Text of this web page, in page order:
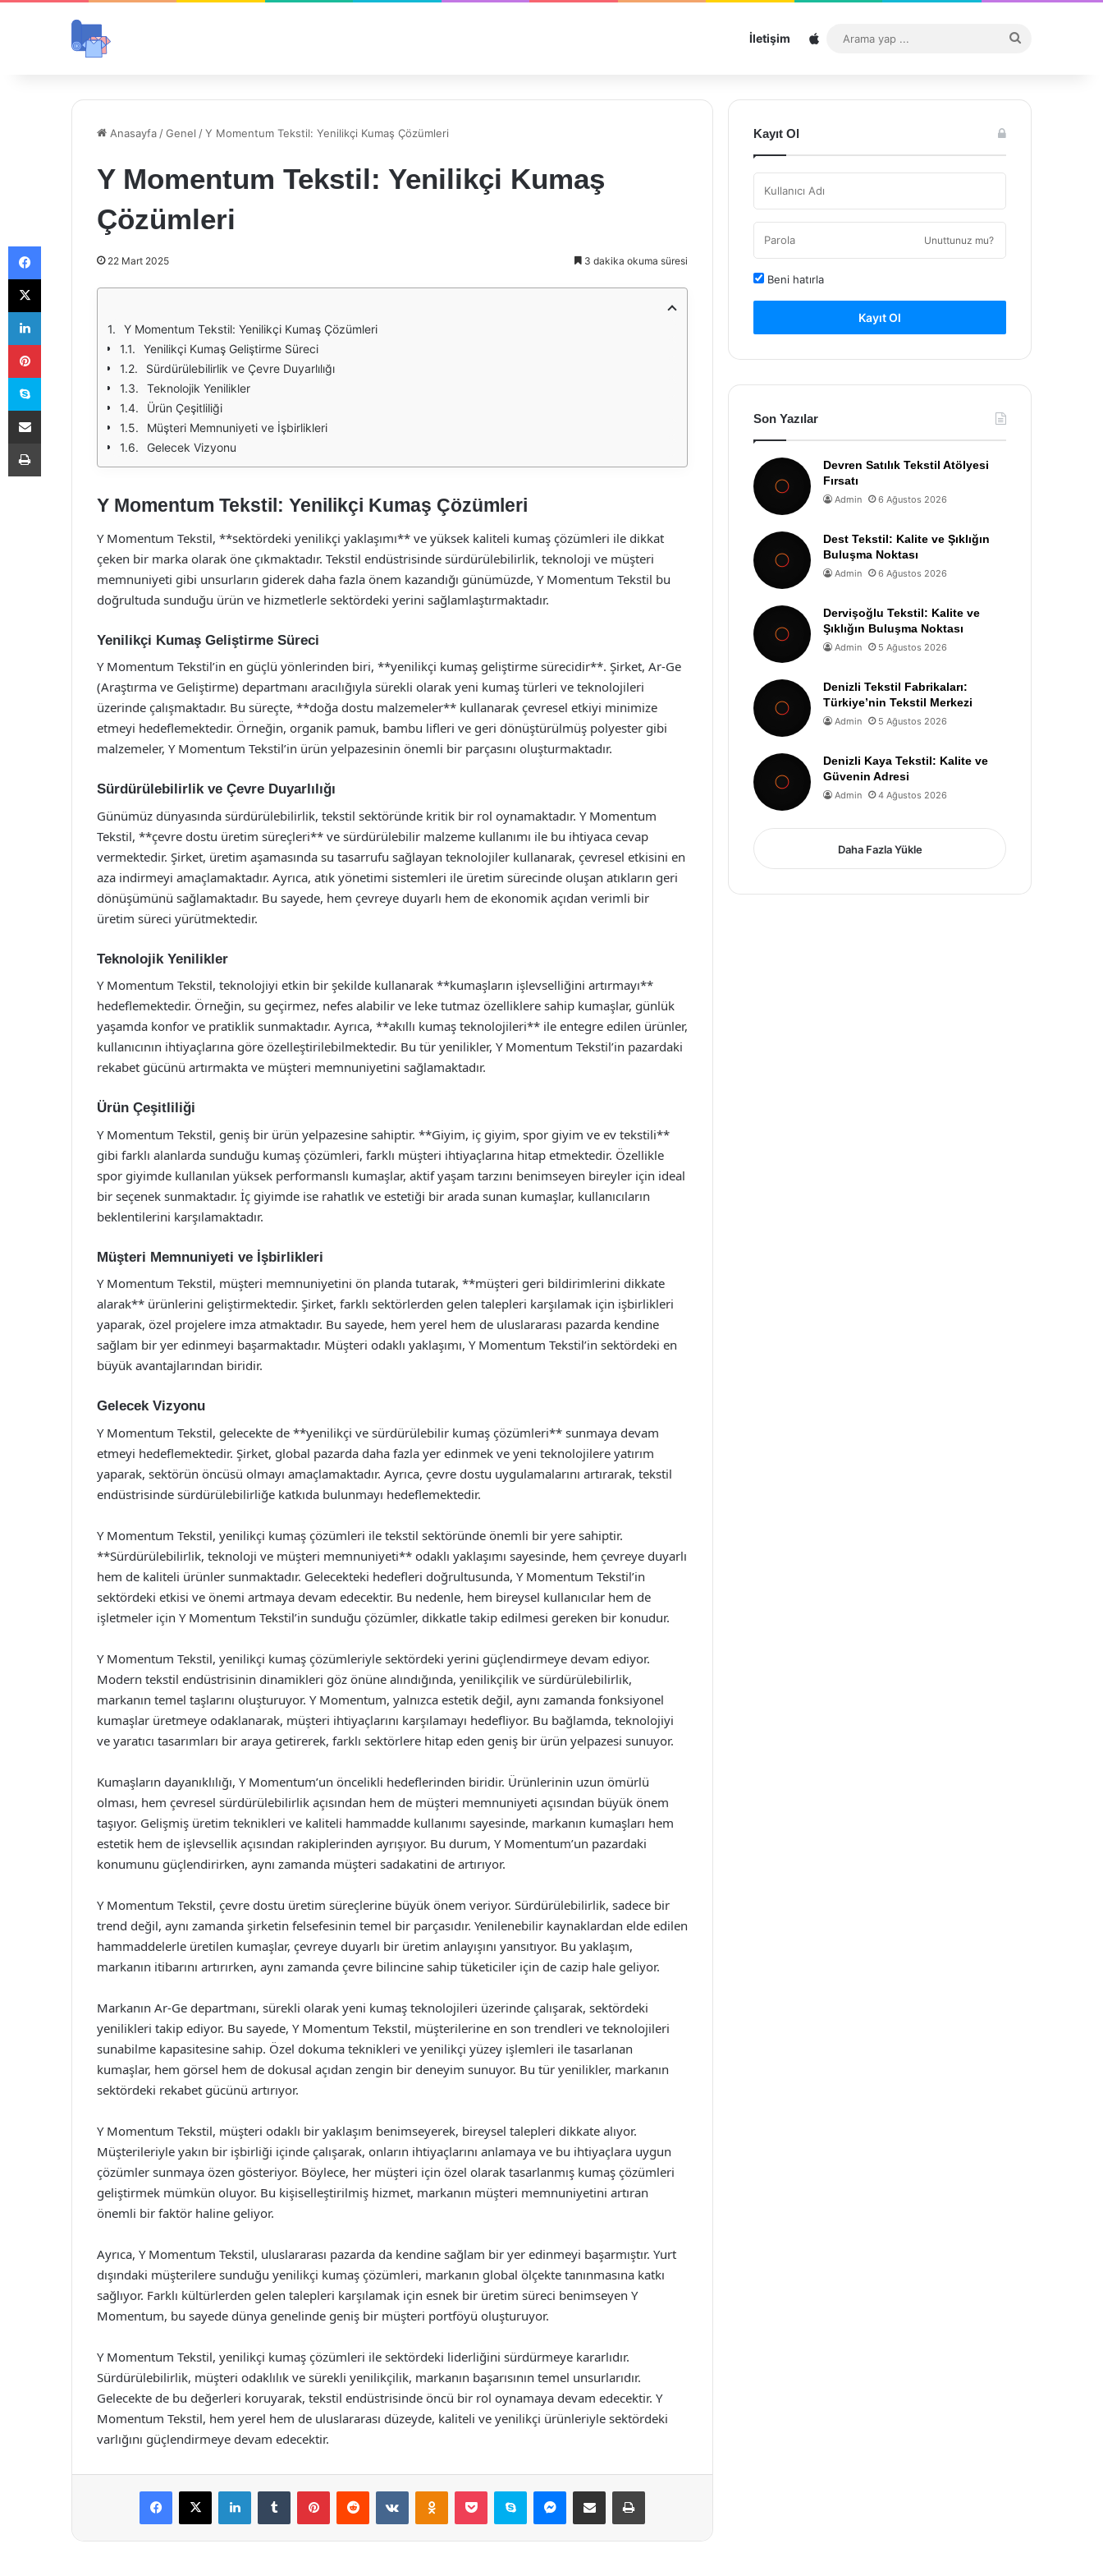
İletişim Sitemap
...
Anasayfa /Genel /Y Momentum Tekstil: Yenilikçi Kumaş Çözümleri
Y Momentum Tekstil: Yenilikçi Kumaş
Çözümleri
22 Mart 2025 3 dakika okuma süresi
Y Momentum Tekstil: Yenilikçi Kumaş Çözümleri
Yenilikçi Kumaş Geliştirme Süreci
Sürdürülebilirlik ve Çevre Duyarlılığı
Teknolojik Yenilikler
Ürün Çeşitliliği
Müşteri Memnuniyeti ve İşbirlikleri
Gelecek Vizyonu
Y Momentum Tekstil: Yenilikçi Kumaş Çözümleri
Y Momentum Tekstil, **sektördeki yenilikçi yaklaşımı** ve yüksek kaliteli kumaş çözümleri ile dikkat
çeken bir marka olarak öne çıkmaktadır. Tekstil endüstrisinde sürdürülebilirlik, teknoloji ve müşteri
memnuniyeti gibi unsurların giderek daha fazla önem kazandığı günümüzde, Y Momentum Tekstil bu
doğrultuda sunduğu ürün ve hizmetlerle sektördeki yerini sağlamlaştırmaktadır.
Yenilikçi Kumaş Geliştirme Süreci
Y Momentum Tekstil’in en güçlü yönlerinden biri, **yenilikçi kumaş geliştirme sürecidir**. Şirket, Ar-Ge
(Araştırma ve Geliştirme) departmanı aracılığıyla sürekli olarak yeni kumaş türleri ve teknolojileri
üzerinde çalışmaktadır. Bu süreçte, **doğa dostu malzemeler** kullanarak çevresel etkiyi minimize
etmeyi hedeflemektedir. Örneğin, organik pamuk, bambu lifleri ve geri dönüştürülmüş polyester gibi
malzemeler, Y Momentum Tekstil’in ürün yelpazesinin önemli bir parçasını oluşturmaktadır.
Sürdürülebilirlik ve Çevre Duyarlılığı
Günümüz dünyasında sürdürülebilirlik, tekstil sektöründe kritik bir rol oynamaktadır. Y Momentum
Tekstil, **çevre dostu üretim süreçleri** ve sürdürülebilir malzeme kullanımı ile bu ihtiyaca cevap
vermektedir. Şirket, üretim aşamasında su tasarrufu sağlayan teknolojiler kullanarak, çevresel etkisini en
aza indirmeyi amaçlamaktadır. Ayrıca, atık yönetimi sistemleri ile üretim sürecinde oluşan atıkların geri
dönüşümünü sağlamaktadır. Bu sayede, hem çevreye duyarlı hem de ekonomik açıdan verimli bir
üretim süreci yürütmektedir.
Teknolojik Yenilikler
Y Momentum Tekstil, teknolojiyi etkin bir şekilde kullanarak **kumaşların işlevselliğini artırmayı**
hedeflemektedir. Örneğin, su geçirmez, nefes alabilir ve leke tutmaz özelliklere sahip kumaşlar, günlük
yaşamda konfor ve pratiklik sunmaktadır. Ayrıca, **akıllı kumaş teknolojileri** ile entegre edilen ürünler,
kullanıcının ihtiyaçlarına göre özelleştirilebilmektedir. Bu tür yenilikler, Y Momentum Tekstil’in pazardaki
rekabet gücünü artırmakta ve müşteri memnuniyetini sağlamaktadır.
Ürün Çeşitliliği
Y Momentum Tekstil, geniş bir ürün yelpazesine sahiptir. **Giyim, iç giyim, spor giyim ve ev tekstili**
gibi farklı alanlarda sunduğu kumaş çözümleri, farklı müşteri ihtiyaçlarına hitap etmektedir. Özellikle
spor giyimde kullanılan yüksek performanslı kumaşlar, aktif yaşam tarzını benimseyen bireyler için ideal
bir seçenek sunmaktadır. İç giyimde ise rahatlık ve estetiği bir arada sunan kumaşlar, kullanıcıların
beklentilerini karşılamaktadır.
Müşteri Memnuniyeti ve İşbirlikleri
Y Momentum Tekstil, müşteri memnuniyetini ön planda tutarak, **müşteri geri bildirimlerini dikkate
alarak** ürünlerini geliştirmektedir. Şirket, farklı sektörlerden gelen talepleri karşılamak için işbirlikleri
yaparak, özel projelere imza atmaktadır. Bu sayede, hem yerel hem de uluslararası pazarda kendine
sağlam bir yer edinmeyi başarmaktadır. Müşteri odaklı yaklaşımı, Y Momentum Tekstil’in sektördeki en
büyük avantajlarından biridir.
Gelecek Vizyonu
Y Momentum Tekstil, gelecekte de **yenilikçi ve sürdürülebilir kumaş çözümleri** sunmaya devam
etmeyi hedeflemektedir. Şirket, global pazarda daha fazla yer edinmek ve yeni teknolojilere yatırım
yaparak, sektörün öncüsü olmayı amaçlamaktadır. Ayrıca, çevre dostu uygulamalarını artırarak, tekstil
endüstrisinde sürdürülebilirliğe katkıda bulunmayı hedeflemektedir.
Y Momentum Tekstil, yenilikçi kumaş çözümleri ile tekstil sektöründe önemli bir yere sahiptir.
**Sürdürülebilirlik, teknoloji ve müşteri memnuniyeti** odaklı yaklaşımı sayesinde, hem çevreye duyarlı
hem de kaliteli ürünler sunmaktadır. Gelecekteki hedefleri doğrultusunda, Y Momentum Tekstil’in
sektördeki etkisi ve önemi artmaya devam edecektir. Bu nedenle, hem bireysel kullanıcılar hem de
işletmeler için Y Momentum Tekstil’in sunduğu çözümler, dikkatle takip edilmesi gereken bir konudur.
Y Momentum Tekstil, yenilikçi kumaş çözümleriyle sektördeki yerini güçlendirmeye devam ediyor.
Modern tekstil endüstrisinin dinamikleri göz önüne alındığında, yenilikçilik ve sürdürülebilirlik,
markanın temel taşlarını oluşturuyor. Y Momentum, yalnızca estetik değil, aynı zamanda fonksiyonel
kumaşlar üretmeye odaklanarak, müşteri ihtiyaçlarını karşılamayı hedefliyor. Bu bağlamda, teknolojiyi
ve yaratıcı tasarımları bir araya getirerek, farklı sektörlere hitap eden geniş bir ürün yelpazesi sunuyor.
Kumaşların dayanıklılığı, Y Momentum’un öncelikli hedeflerinden biridir. Ürünlerinin uzun ömürlü
olması, hem çevresel sürdürülebilirlik açısından hem de müşteri memnuniyeti açısından büyük önem
taşıyor. Gelişmiş üretim teknikleri ve kaliteli hammadde kullanımı sayesinde, markanın kumaşları hem
estetik hem de işlevsellik açısından rakiplerinden ayrışıyor. Bu durum, Y Momentum’un pazardaki
konumunu güçlendirirken, aynı zamanda müşteri sadakatini de artırıyor.
Y Momentum Tekstil, çevre dostu üretim süreçlerine büyük önem veriyor. Sürdürülebilirlik, sadece bir
trend değil, aynı zamanda şirketin felsefesinin temel bir parçasıdır. Yenilenebilir kaynaklardan elde edilen
hammaddelerle üretilen kumaşlar, çevreye duyarlı bir üretim anlayışını yansıtıyor. Bu yaklaşım,
markanın itibarını artırırken, aynı zamanda çevre bilincine sahip tüketiciler için de cazip hale geliyor.
Markanın Ar-Ge departmanı, sürekli olarak yeni kumaş teknolojileri üzerinde çalışarak, sektördeki
yenilikleri takip ediyor. Bu sayede, Y Momentum Tekstil, müşterilerine en son trendleri ve teknolojileri
sunabilme kapasitesine sahip. Özel dokuma teknikleri ve yenilikçi yüzey işlemleri ile tasarlanan
kumaşlar, hem görsel hem de dokusal açıdan zengin bir deneyim sunuyor. Bu tür yenilikler, markanın
sektördeki rekabet gücünü artırıyor.
Y Momentum Tekstil, müşteri odaklı bir yaklaşım benimseyerek, bireysel talepleri dikkate alıyor.
Müşterileriyle yakın bir işbirliği içinde çalışarak, onların ihtiyaçlarını anlamaya ve bu ihtiyaçlara uygun
çözümler sunmaya özen gösteriyor. Böylece, her müşteri için özel olarak tasarlanmış kumaş çözümleri
geliştirmek mümkün oluyor. Bu kişiselleştirilmiş hizmet, markanın müşteri memnuniyetini artıran
önemli bir faktör haline geliyor.
Ayrıca, Y Momentum Tekstil, uluslararası pazarda da kendine sağlam bir yer edinmeyi başarmıştır. Yurt
dışındaki müşterilere sunduğu yenilikçi kumaş çözümleri, markanın global ölçekte tanınmasına katkı
sağlıyor. Farklı kültürlerden gelen talepleri karşılamak için esnek bir üretim süreci benimseyen Y
Momentum, bu sayede dünya genelinde geniş bir müşteri portföyü oluşturuyor.
Y Momentum Tekstil, yenilikçi kumaş çözümleri ile sektördeki liderliğini sürdürmeye kararlıdır.
Sürdürülebilirlik, müşteri odaklılık ve sürekli yenilikçilik, markanın başarısının temel unsurlarıdır.
Gelecekte de bu değerleri koruyarak, tekstil endüstrisinde öncü bir rol oynamaya devam edecektir. Y
Momentum Tekstil, hem yerel hem de uluslararası düzeyde, kaliteli ve yenilikçi ürünleriyle sektördeki
varlığını güçlendirmeye devam edecektir.
Facebook
X LinkedInTumblr PinterestReddit VKontakteOdnoklassniki
Pocket Skype Messenger
E-Posta ile paylaş Yazdır
Kayıt Ol
Unuttunuz mu?
Beni hatırla
Kayıt Ol
Son Yazılar
Devren Satılık Tekstil Atölyesi
Fırsatı
Admin 6 Ağustos 2026
Dest Tekstil: Kalite ve Şıklığın
Buluşma Noktası
Admin 6 Ağustos 2026
Dervişoğlu Tekstil: Kalite ve
Şıklığın Buluşma Noktası
Admin 5 Ağustos 2026
Denizli Tekstil Fabrikaları:
Türkiye’nin Tekstil Merkezi
Admin 5 Ağustos 2026
Denizli Kaya Tekstil: Kalite ve
Güvenin Adresi
Admin 4 Ağustos 2026
Daha Fazla Yükle
Facebook
X
LinkedIn
Pinterest
Skype
E-Posta ile paylaş